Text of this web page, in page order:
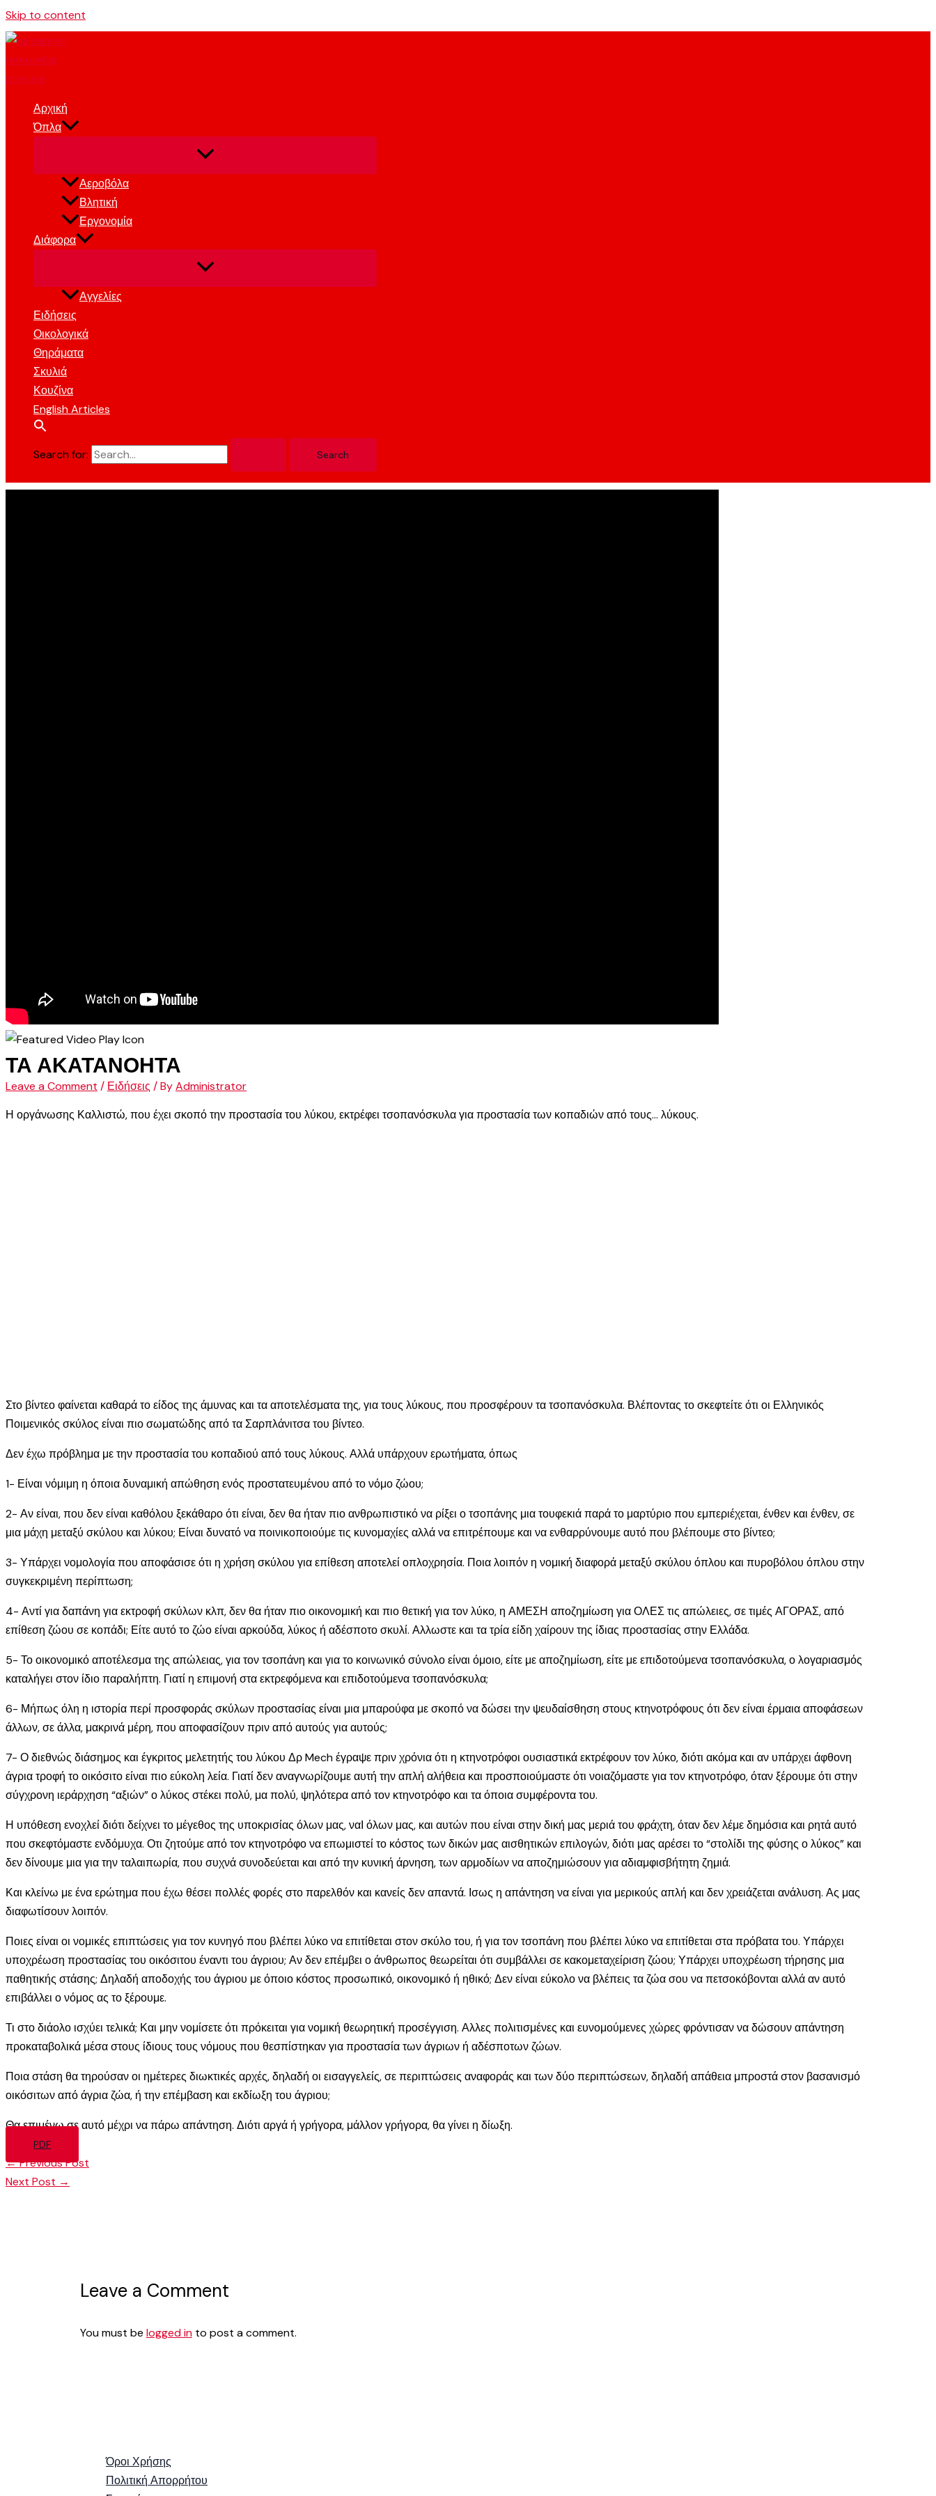
Skip to content
Αρχική
Όπλα
Αεροβόλα
Βλητική
Εργονομία
Διάφορα
Αγγελίες
Ειδήσεις
Οικολογικά
Θηράματα
Σκυλιά
Κουζίνα
English Articles
Search for:
ΤΑ ΑΚΑΤΑΝΟΗΤΑ
Leave a Comment / Ειδήσεις / ByAdministrator
Η οργάνωσης Καλλιστώ, που έχει σκοπό την προστασία του λύκου, εκτρέφει τσοπανόσκυλα για προστασία των κοπαδιών από τους… λύκους.
Στο βίντεο φαίνεται καθαρά το είδος της άμυνας και τα αποτελέσματα της, για τους λύκους, που προσφέρουν τα τσοπανόσκυλα. Βλέποντας το σκεφτείτε ότι οι Ελληνικός
Ποιμενικός σκύλος είναι πιο σωματώδης από τα Σαρπλάνιτσα του βίντεο.
Δεν έχω πρόβλημα με την προστασία του κοπαδιού από τους λύκους. Αλλά υπάρχουν ερωτήματα, όπως
1- Είναι νόμιμη η όποια δυναμική απώθηση ενός προστατευμένου από το νόμο ζώου;
2- Αν είναι, που δεν είναι καθόλου ξεκάθαρο ότι είναι, δεν θα ήταν πιο ανθρωπιστικό να ρίξει ο τσοπάνης μια τουφεκιά παρά το μαρτύριο που εμπεριέχεται, ένθεν και ένθεν, σε
μια μάχη μεταξύ σκύλου και λύκου; Είναι δυνατό να ποινικοποιούμε τις κυνομαχίες αλλά να επιτρέπουμε και να ενθαρρύνουμε αυτό που βλέπουμε στο βίντεο;
3- Υπάρχει νομολογία που αποφάσισε ότι η χρήση σκύλου για επίθεση αποτελεί οπλοχρησία. Ποια λοιπόν η νομική διαφορά μεταξύ σκύλου όπλου και πυροβόλου όπλου στην
συγκεκριμένη περίπτωση;
4- Αντί για δαπάνη για εκτροφή σκύλων κλπ, δεν θα ήταν πιο οικονομική και πιο θετική για τον λύκο, η ΑΜΕΣΗ αποζημίωση για ΟΛΕΣ τις απώλειες, σε τιμές ΑΓΟΡΑΣ, από
επίθεση ζώου σε κοπάδι; Είτε αυτό το ζώο είναι αρκούδα, λύκος ή αδέσποτο σκυλί. Αλλωστε και τα τρία είδη χαίρουν της ίδιας προστασίας στην Ελλάδα.
5- Το οικονομικό αποτέλεσμα της απώλειας, για τον τσοπάνη και για το κοινωνικό σύνολο είναι όμοιο, είτε με αποζημίωση, είτε με επιδοτούμενα τσοπανόσκυλα, ο λογαριασμός
καταλήγει στον ίδιο παραλήπτη. Γιατί η επιμονή στα εκτρεφόμενα και επιδοτούμενα τσοπανόσκυλα;
6- Μήπως όλη η ιστορία περί προσφοράς σκύλων προστασίας είναι μια μπαρούφα με σκοπό να δώσει την ψευδαίσθηση στους κτηνοτρόφους ότι δεν είναι έρμαια αποφάσεων
άλλων, σε άλλα, μακρινά μέρη, που αποφασίζουν πριν από αυτούς για αυτούς;
7- Ο διεθνώς διάσημος και έγκριτος μελετητής του λύκου Δρ Mech έγραψε πριν χρόνια ότι η κτηνοτρόφοι ουσιαστικά εκτρέφουν τον λύκο, διότι ακόμα και αν υπάρχει άφθονη
άγρια τροφή το οικόσιτο είναι πιο εύκολη λεία. Γιατί δεν αναγνωρίζουμε αυτή την απλή αλήθεια και προσποιούμαστε ότι νοιαζόμαστε για τον κτηνοτρόφο, όταν ξέρουμε ότι στην
σύγχρονη ιεράρχηση “αξιών” ο λύκος στέκει πολύ, μα πολύ, ψηλότερα από τον κτηνοτρόφο και τα όποια συμφέροντα του.
Η υπόθεση ενοχλεί διότι δείχνει το μέγεθος της υποκρισίας όλων μας, ναΙ όλων μας, και αυτών που είναι στην δική μας μεριά του φράχτη, όταν δεν λέμε δημόσια και ρητά αυτό
που σκεφτόμαστε ενδόμυχα. Οτι ζητούμε από τον κτηνοτρόφο να επωμιστεί το κόστος των δικών μας αισθητικών επιλογών, διότι μας αρέσει το “στολίδι της φύσης ο λύκος” και
δεν δίνουμε μια για την ταλαιπωρία, που συχνά συνοδεύεται και από την κυνική άρνηση, των αρμοδίων να αποζημιώσουν για αδιαμφισβήτητη ζημιά.
Και κλείνω με ένα ερώτημα που έχω θέσει πολλές φορές στο παρελθόν και κανείς δεν απαντά. Ισως η απάντηση να είναι για μερικούς απλή και δεν χρειάζεται ανάλυση. Ας μας
διαφωτίσουν λοιπόν.
Ποιες είναι οι νομικές επιπτώσεις για τον κυνηγό που βλέπει λύκο να επιτίθεται στον σκύλο του, ή για τον τσοπάνη που βλέπει λύκο να επιτίθεται στα πρόβατα του. Υπάρχει
υποχρέωση προστασίας του οικόσιτου έναντι του άγριου; Αν δεν επέμβει ο άνθρωπος θεωρείται ότι συμβάλλει σε κακομεταχείριση ζώου; Υπάρχει υποχρέωση τήρησης μια
παθητικής στάσης; Δηλαδή αποδοχής του άγριου με όποιο κόστος προσωπικό, οικονομικό ή ηθικό; Δεν είναι εύκολο να βλέπεις τα ζώα σου να πετσοκόβονται αλλά αν αυτό
επιβάλλει ο νόμος ας το ξέρουμε.
Τι στο διάολο ισχύει τελικά; Και μην νομίσετε ότι πρόκειται για νομική θεωρητική προσέγγιση. Αλλες πολιτισμένες και ευνομούμενες χώρες φρόντισαν να δώσουν απάντηση
προκαταβολικά μέσα στους ίδιους τους νόμους που θεσπίστηκαν για προστασία των άγριων ή αδέσποτων ζώων.
Ποια στάση θα τηρούσαν οι ημέτερες διωκτικές αρχές, δηλαδή οι εισαγγελείς, σε περιπτώσεις αναφοράς και των δύο περιπτώσεων, δηλαδή απάθεια μπροστά στον βασανισμό
οικόσιτων από άγρια ζώα, ή την επέμβαση και εκδίωξη του άγριου;
Θα επιμένω σε αυτό μέχρι να πάρω απάντηση. Διότι αργά ή γρήγορα, μάλλον γρήγορα, θα γίνει η δίωξη.
PDF
←Previous Post
Next Post →
Leave a Comment
You must be logged into post a comment.
Όροι Χρήσης
Πολιτική Απορρήτου